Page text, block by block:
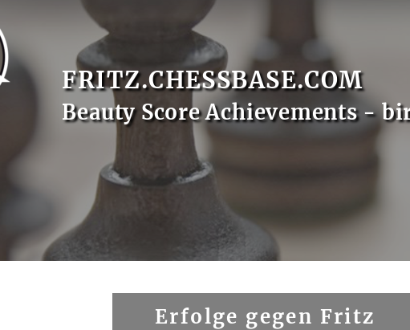
FRITZ.CHESSBASE.COM
Beauty Score Achievements -
Erfolge gegen Fritz